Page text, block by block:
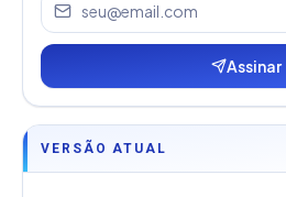
Assinar
VERSÃO ATUAL